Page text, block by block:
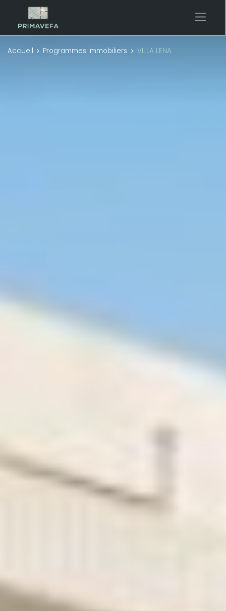
Accueil Programmes immobiliers VILLA LENA